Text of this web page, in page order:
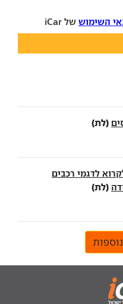
השימוש של iCar
(לת)
לדגמי רכבים
(לת)